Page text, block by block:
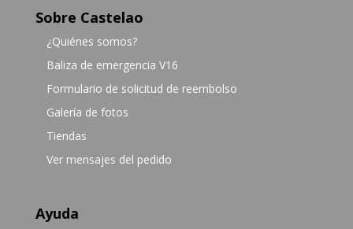
Sobre Castelao
¿Quiénes somos?
Baliza de emergencia V16
Formulario de solicitud de reembolso
Galería de fotos
Tiendas
Ver mensajes del pedido
Ayuda